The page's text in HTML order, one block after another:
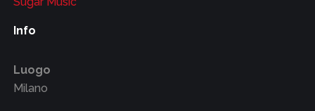
Info
Luogo
Milano